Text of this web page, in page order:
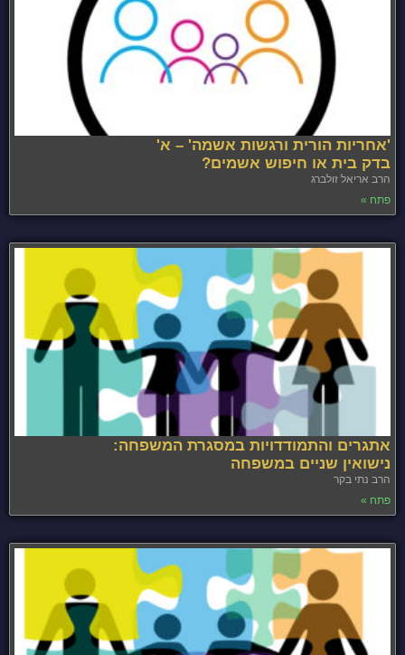
'אחריות הורית ורגשות אשמה' – א'
בדק בית או חיפוש אשמים?
הרב אריאל זולברג
פתח »
אתגרים והתמודדויות במסגרת המשפחה:
נישואין שניים במשפחה
הרב נתי בקר
פתח »